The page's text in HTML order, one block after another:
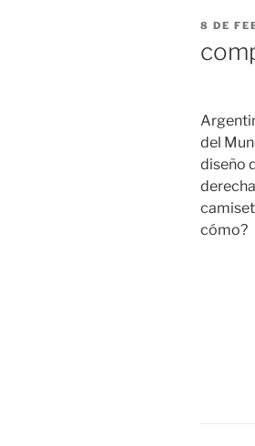
8 DE
del
diseño
cómo?